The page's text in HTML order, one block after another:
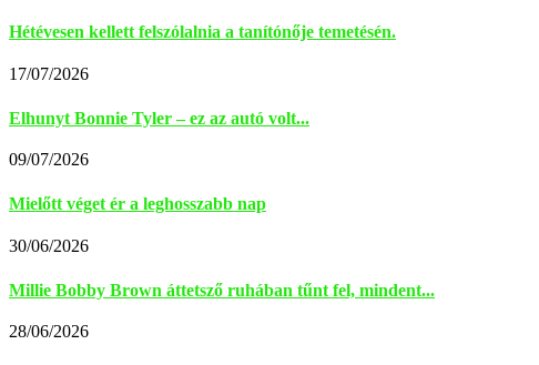
Hétévesen kellett felszólalnia a tanítónője temetésén.
17/07/2026
Elhunyt Bonnie Tyler – ez az autó volt...
09/07/2026
Mielőtt véget ér a leghosszabb nap
30/06/2026
Millie Bobby Brown áttetsző ruhában tűnt fel, mindent...
28/06/2026